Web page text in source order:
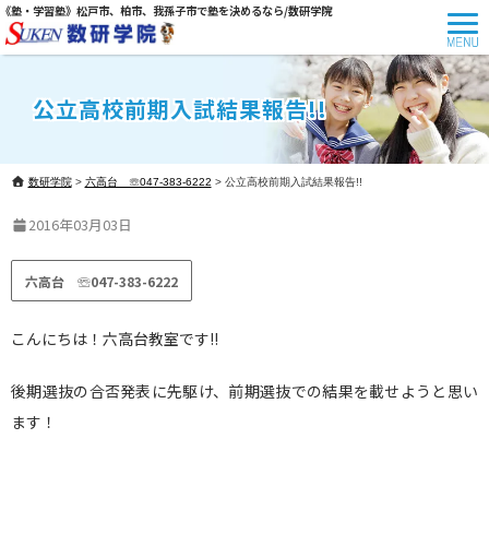
《塾・学習塾》松戸市、柏市、我孫子市で塾を決めるなら/数研学院
公立高校前期入試結果報告!!
数研学院> 六高台 ☏047-383-6222 > 公立高校前期入試結果報告!!
2016年03月03日
六高台 ☏047-383-6222
こんにちは！六高台教室です!!
後期選抜の合否発表に先駆け、前期選抜での結果を載せようと思い
ます！